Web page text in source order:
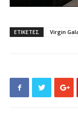
ΕΤΙΚΕΤΕΣ Virgin